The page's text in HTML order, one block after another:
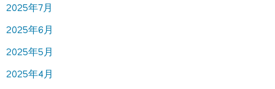
2025年7月
2025年6月
2025年5月
2025年4月